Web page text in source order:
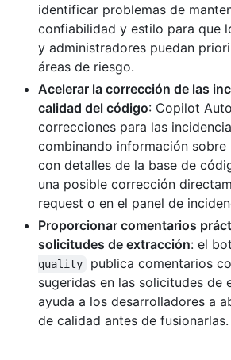
identificar problemas de
confiabilidad y estilo para que
y administradores puedan
áreas de riesgo.
Acelerar la corrección de las
calidad del código: Copilot
correcciones para las
combinando información sobre
con detalles de la base de
una posible corrección
request o en el panel de
Proporcionar comentarios
solicitudes de extracción: el bot
quality
publica comentarios
sugeridas en las solicitudes de
ayuda a los desarrolladores a
de calidad antes de fusionarlas.